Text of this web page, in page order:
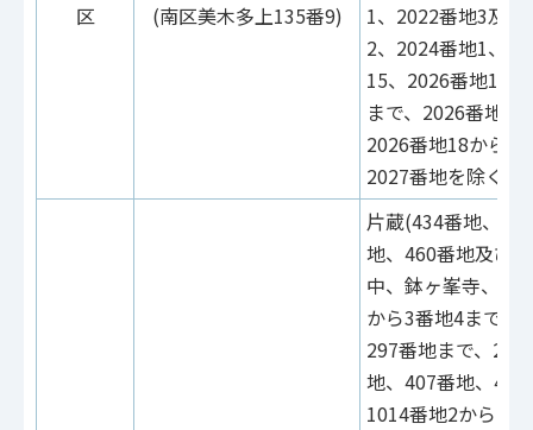
区
(南区美木多上135番9)
1、2022番地3及
2、2024番地1、
15、2026番地1、
まで、2026番地9
2026番地18から
2027番地を除く。
片蔵(434番地、
地、460番地及び
中、鉢ヶ峯寺、富
から3番地4まで、
297番地まで、
地、407番地、
1014番地2から